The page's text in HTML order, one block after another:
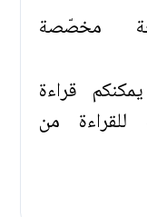
مخصّصة
قراءة
من